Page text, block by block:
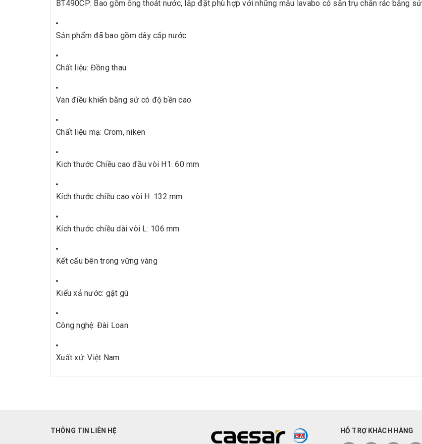
BT490CP: Bao gồm ống thoát nước, lắp đặt phù hợp với những mẫu lavabo có sẵn trụ chắn rác bằng sứ
Sản phẩm đã bao gồm dây cấp nước
Chất liệu: Đồng thau
Van điều khiển bằng sứ có độ bền cao
Chất liệu mạ: Crom, niken
Kich thước Chiều cao đầu vòi H1: 60 mm
Kích thước chiều cao vòi H: 132 mm
Kích thước chiều dài vòi L: 106 mm
Kết cấu bên trong vững vàng
Kiểu xả nước: gật gù
Công nghệ: Đài Loan
Xuất xứ: Việt Nam
THÔNG TIN LIÊN HỆ HỖ TRỢ KHÁCH HÀNG